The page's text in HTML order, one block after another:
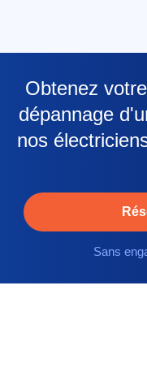
Obtenez
dépannage
nos
Sans